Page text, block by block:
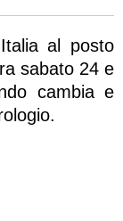
al posto
sabato 24 e
cambia e